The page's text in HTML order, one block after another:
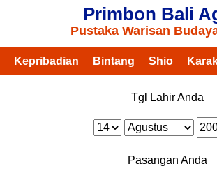
Primbon Bali
Pustaka Warisan
Kepribadian Bintang Shio
Tgl Lahir Anda
Pasangan Anda